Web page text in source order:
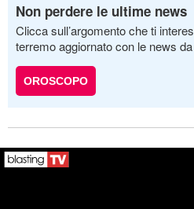
Non perdere le ultime news
Clicca sull’argomento che ti
terremo aggiornato con le news
OROSCOPO